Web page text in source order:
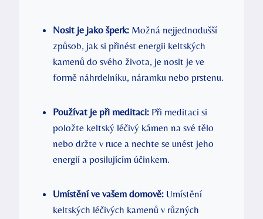
Nosit je jako šperk: Možná nejjednodušší
způsob, jak si přinést energii keltských
kamenů do svého života, je nosit je ve
formě náhrdelníku, náramku nebo prstenu.
Používat je při meditaci: Při meditaci si
položte keltský léčivý kámen na své tělo
nebo držte v ruce a nechte se unést jeho
energií a posilujícím účinkem.
Umístění ve vašem domově: Umístění
keltských léčivých kamenů v různých